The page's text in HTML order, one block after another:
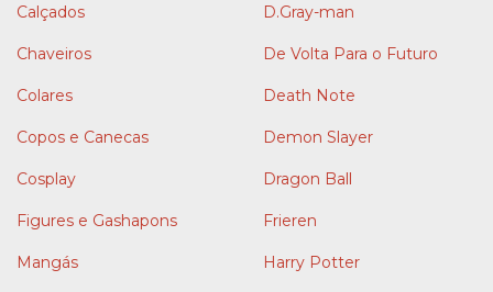
Calçados
Chaveiros
Colares
Copos e Canecas
Cosplay
Figures e Gashapons
Mangás
D.Gray-man
De Volta Para o Futuro
Death Note
Demon Slayer
Dragon Ball
Frieren
Harry Potter